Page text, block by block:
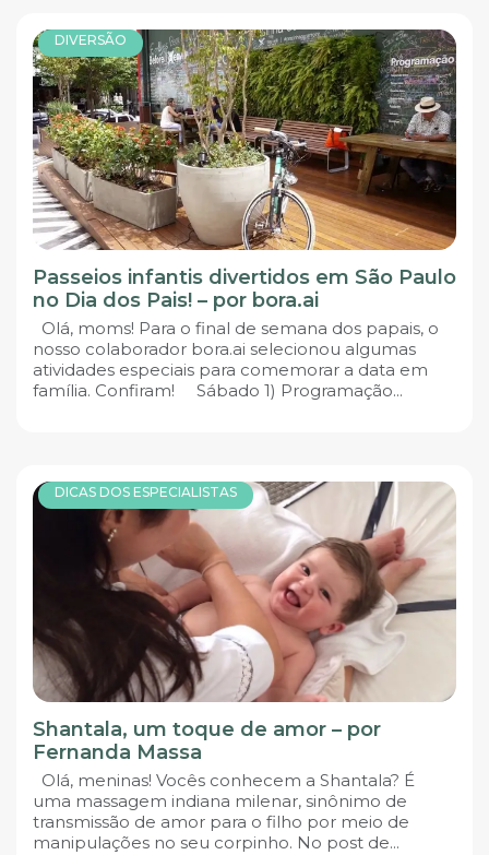
DIVERSÃO
Passeios infantis divertidos em São Paulo
no Dia dos Pais! – por bora.ai
Olá, moms! Para o final de semana dos papais, o
nosso colaborador bora.ai selecionou algumas
atividades especiais para comemorar a data em
família. Confiram! Sábado 1) Programação...
DICAS DOS ESPECIALISTAS
Shantala, um toque de amor – por
Fernanda Massa
Olá, meninas! Vocês conhecem a Shantala? É
uma massagem indiana milenar, sinônimo de
transmissão de amor para o filho por meio de
manipulações no seu corpinho. No post de...